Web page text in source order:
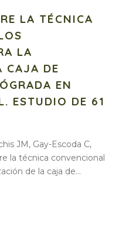
LA TÉCNICA
LA
CAJA DE
EN
ESTUDIO DE 61
JM, Gay-Escoda C,
la técnica convencional
de la caja de...